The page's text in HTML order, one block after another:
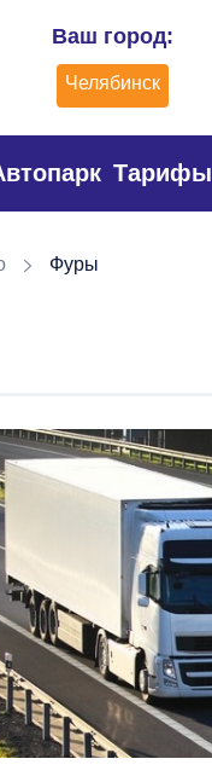
Ваш город:
Челябинск
Тарифы
Фуры